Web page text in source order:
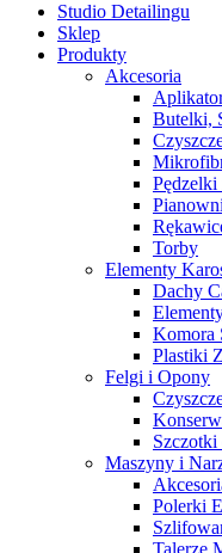
Studio Detailingu
Sklep
Produkty
Akcesoria
Butelki,
Torby
Elementy
Dachy
Komora
Plastiki
Felgi i Opony
Maszyny i
Polerki
Talerze